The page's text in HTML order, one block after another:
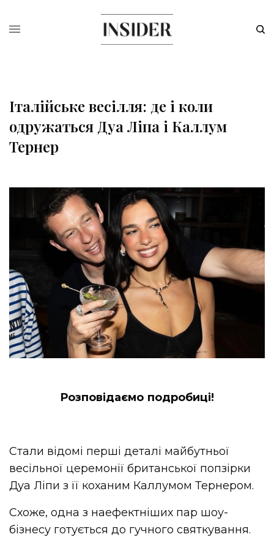
Італійське весілля: де і коли
одружаться Дуа Ліпа і Каллум
Тернер
Розповідаємо подробиці!
Стали відомі перші деталі майбутньої
весільної церемонії британської попзірки
Дуа Ліпи з її коханим Каллумом Тернером.
Схоже, одна з наефектніших пар шоу-
бізнесу готується до гучного святкування.